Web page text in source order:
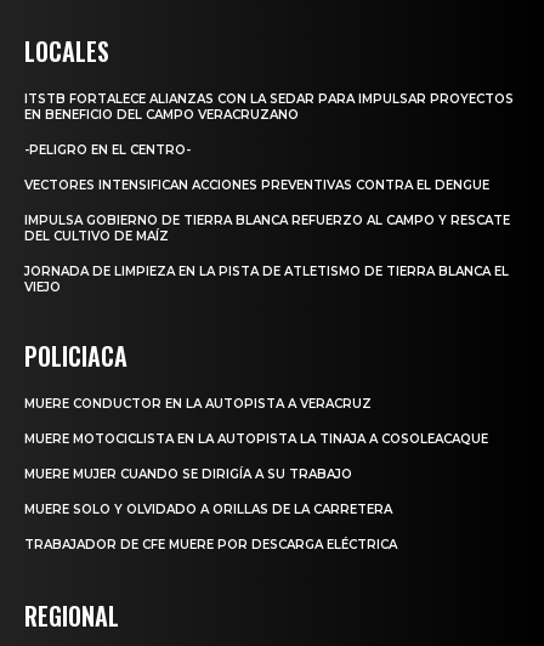
LOCALES
ITSTB FORTALECE ALIANZAS CON LA SEDAR PARA IMPULSAR PROYECTOS
EN BENEFICIO DEL CAMPO VERACRUZANO
-PELIGRO EN EL CENTRO-
VECTORES INTENSIFICAN ACCIONES PREVENTIVAS CONTRA EL DENGUE
IMPULSA GOBIERNO DE TIERRA BLANCA REFUERZO AL CAMPO Y RESCATE
DEL CULTIVO DE MAÍZ
JORNADA DE LIMPIEZA EN LA PISTA DE ATLETISMO DE TIERRA BLANCA EL
VIEJO
POLICIACA
MUERE CONDUCTOR EN LA AUTOPISTA A VERACRUZ
MUERE MOTOCICLISTA EN LA AUTOPISTA LA TINAJA A COSOLEACAQUE
MUERE MUJER CUANDO SE DIRIGÍA A SU TRABAJO
MUERE SOLO Y OLVIDADO A ORILLAS DE LA CARRETERA
TRABAJADOR DE CFE MUERE POR DESCARGA ELÉCTRICA
REGIONAL